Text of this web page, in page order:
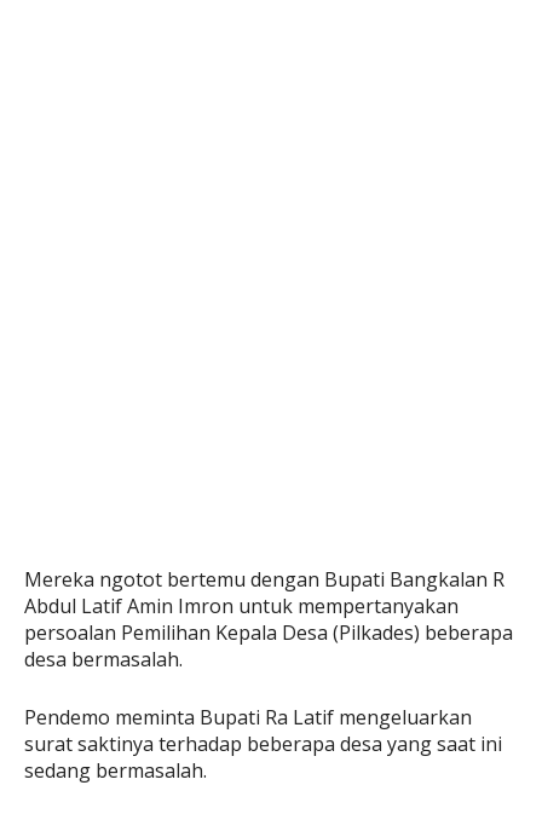
Mereka ngotot bertemu dengan Bupati Bangkalan R
Abdul Latif Amin Imron untuk mempertanyakan
persoalan Pemilihan Kepala Desa (Pilkades) beberapa
desa bermasalah.
Pendemo meminta Bupati Ra Latif mengeluarkan
surat saktinya terhadap beberapa desa yang saat ini
sedang bermasalah.